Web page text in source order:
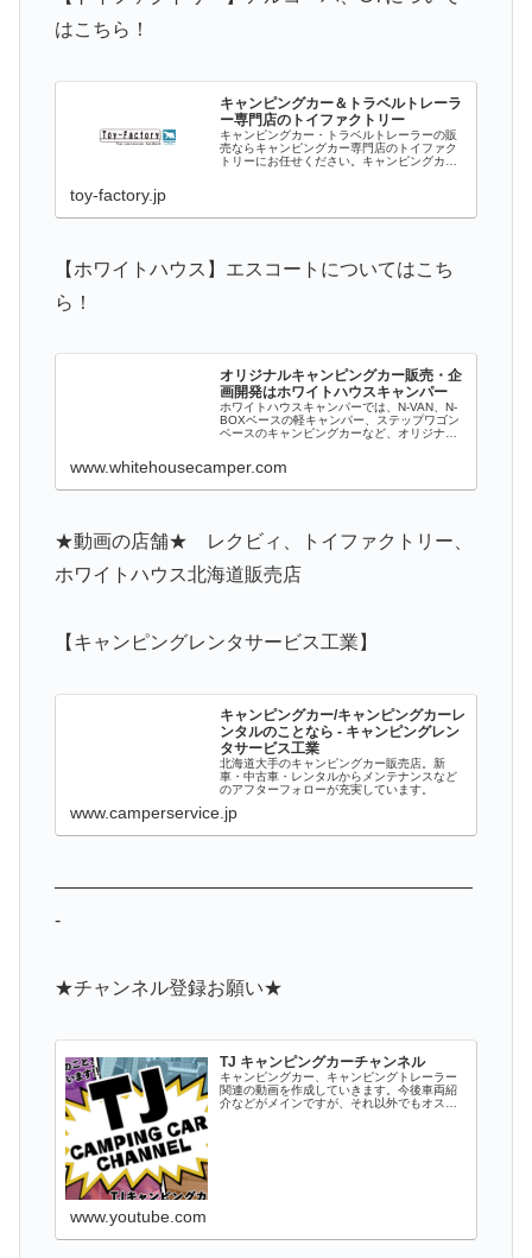
はこちら！
キャンピングカー＆トラベルトレーラ
ー専門店のトイファクトリー
キャンピングカー・トラベルトレーラーの販
売ならキャンピングカー専門店のトイファク
トリーにお任せください。キャンピングカー
toy-factory.jp
【ホワイトハウス】エスコートについてはこち
ら！
オリジナルキャンピングカー販売・企
画開発はホワイトハウスキャンパー
ホワイトハウスキャンパーでは、N-VAN、N-
BOXベースの軽キャンパー、ステップワゴン
ベースのキャンピングカーなど、オリジナル
めるエア・ヒーターも販売。 終わ...
www.whitehousecamper.com
★動画の店舗★ レクビィ、トイファクトリー、
ホワイトハウス北海道販売店
【キャンピングレンタサービス工業】
キャンピングカー/キャンピングカーレ
ンタルのことなら - キャンピングレン
タサービス工業
北海道大手のキャンピングカー販売店。新
車・中古車・レンタルからメンテナンスなど
のアフターフォローが充実しています。
www.camperservice.jp
——————————————————————
-
★チャンネル登録お願い★
TJ キャンピングカーチャンネル
キャンピングカー、キャンピングトレーラー
関連の動画を作成していきます。今後車両紹
介などがメインですが、それ以外でもオスス
www.youtube.com